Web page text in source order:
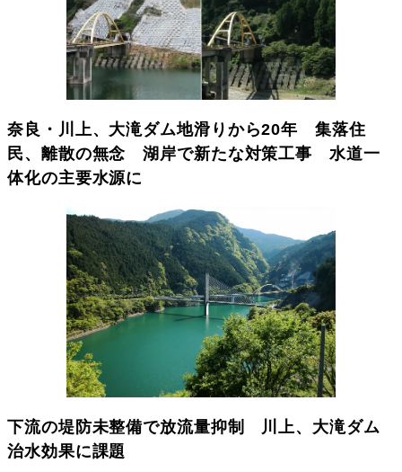
奈良・川上、大滝ダム地滑りから20年 集落住
民、離散の無念 湖岸で新たな対策工事 水道一
体化の主要水源に
下流の堤防未整備で放流量抑制 川上、大滝ダム
治水効果に課題